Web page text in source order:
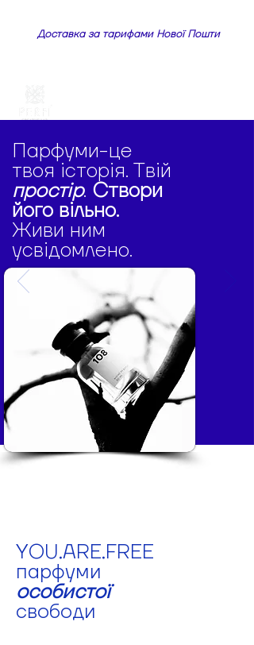
Доставка за тарифами Нової Пошти
Парфуми-це
твоя історія. Твій
простір. Створи
його вільно.
Живи ним
усвідомлено.
YOU.ARE.FREE
парфуми
особистої
свободи